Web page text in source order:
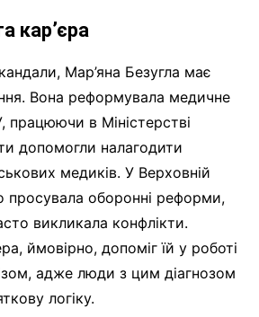
кар’єра
Мар’яна Безугла має
Вона реформувала медичне
працюючи в Міністерстві
допомогли налагодити
медиків. У Верховній
просувала оборонні реформи,
викликала конфлікти.
ймовірно, допоміг їй у роботі
адже люди з цим діагнозом
логіку.